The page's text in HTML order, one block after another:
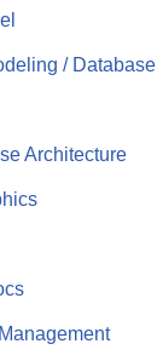
/ Database
Architecture